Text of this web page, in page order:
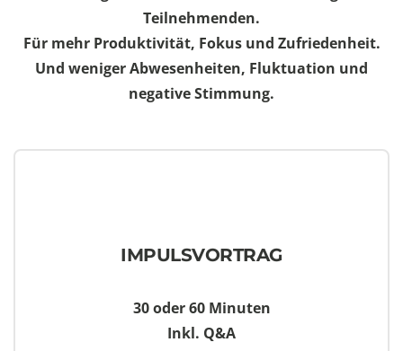
Teilnehmenden.
Für mehr Produktivität, Fokus und Zufriedenheit.
Und weniger Abwesenheiten, Fluktuation und
negative Stimmung.
IMPULSVORTRAG
30 oder 60 Minuten
Inkl. Q&A